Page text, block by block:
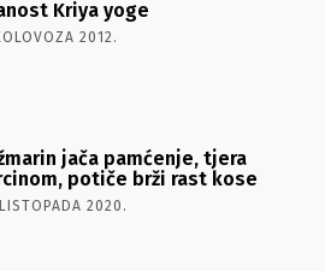
Kriya yoge
2012.
jača pamćenje, tjera
potiče brži rast kose
2020.